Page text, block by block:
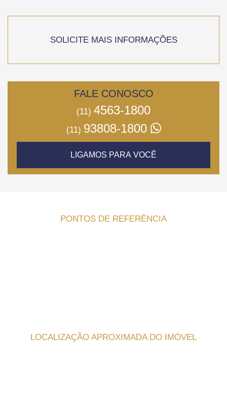
SOLICITE MAIS INFORMAÇÕES
FALE CONOSCO
(11) 4563-1800
(11) 93808-1800
LIGAMOS PARA VOCÊ
PONTOS DE REFERÊNCIA
LOCALIZAÇÃO APROXIMADA DO IMÓVEL